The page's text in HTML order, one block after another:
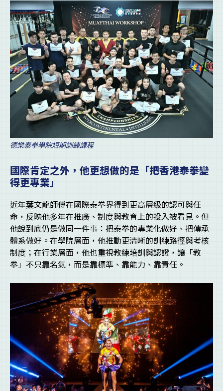
德樂泰拳學院短期訓練課程
國際肯定之外，他更想做的是「把香港泰拳變
得更專業」
近年葉文龍師傅在國際泰拳界得到更高層級的認可與任
命，反映他多年在推廣、制度與教育上的投入被看見。但
他說到底仍是做同一件事：把泰拳的專業化做好、把傳承
體系做好。在學院層面，他推動更清晰的訓練路徑與考核
制度；在行業層面，他也重視教練培訓與認證，讓「教
拳」不只靠名氣，而是靠標準、靠能力、靠責任。